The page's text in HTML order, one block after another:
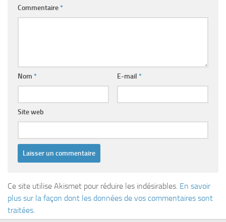
Commentaire*
Nom * E-mail *
Site web
Ce site utilise Akismet pour réduire les indésirables. En savoir
plus sur la façon dont les données de vos commentaires sont
traitées.